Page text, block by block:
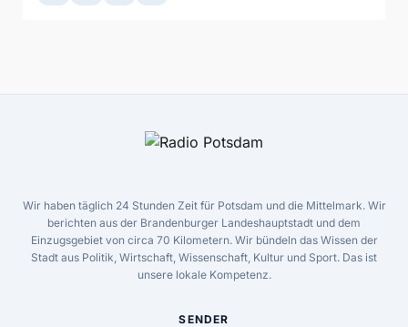
Wir haben täglich 24 Stunden Zeit für Potsdam und die Mittelmark. Wir
berichten aus der Brandenburger Landeshauptstadt und dem
Einzugsgebiet von circa 70 Kilometern. Wir bündeln das Wissen der
Stadt aus Politik, Wirtschaft, Wissenschaft, Kultur und Sport. Das ist
unsere lokale Kompetenz.
SENDER